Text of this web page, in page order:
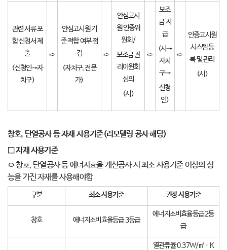
관련 서류 포
함 신청서 제
출
(신청인→자
치구)
➪
안심고시원 기
준 적합 여부 점
검
(자치구, 전문
가)
➪
안심고시
원 인증위
원회/
보조금 관
리이윈회
심의
(시)
➪
보조
금 지
급
(시→
자치
구→
신청
인)
➪
인증고시원
시스템 등
록 및 관리
(시)
창호, 단열공사 등 자재 사용기준(리모델링 공사 해당)
□자재 사용기준
ㅇ 창호, 단열공사 등 에너지효율 개선공사 시 최소 사용기준 이상의 성
능을 가진 자재를 사용해야함
구분 최소 사용기준 권장 사용기준
창호 에너지소비효율등급 3등급
에너지소비효율등급 2등
급
열관류율 0.37W/㎡ㆍK